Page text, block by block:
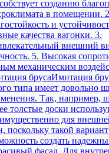
созданию
в помещении.
и
качества вагонки. 3.
внешний
5. Высокая
механическим
брусаИмитация
типа имеет довольно
Так, например,
толстые доски
для
поскольку такой
создать
фасад. Для